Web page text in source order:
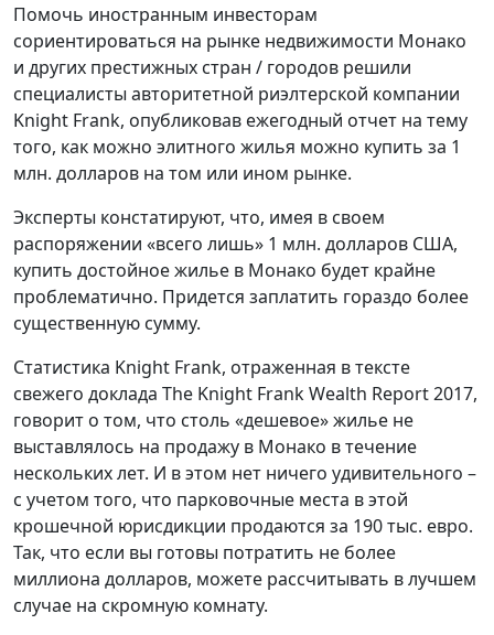
Помочь иностранным инвесторам
сориентироваться на рынке недвижимости Монако
и других престижных стран / городов решили
специалисты авторитетной риэлтерской компании
Knight Frank, опубликовав ежегодный отчет на тему
того, как можно элитного жилья можно купить за 1
млн. долларов на том или ином рынке.
Эксперты констатируют, что, имея в своем
распоряжении «всего лишь» 1 млн. долларов США,
купить достойное жилье в Монако будет крайне
проблематично. Придется заплатить гораздо более
существенную сумму.
Статистика Knight Frank, отраженная в тексте
свежего доклада The Knight Frank Wealth Report 2017,
говорит о том, что столь «дешевое» жилье не
выставлялось на продажу в Монако в течение
нескольких лет. И в этом нет ничего удивительного –
с учетом того, что парковочные места в этой
крошечной юрисдикции продаются за 190 тыс. евро.
Так, что если вы готовы потратить не более
миллиона долларов, можете рассчитывать в лучшем
случае на скромную комнату.